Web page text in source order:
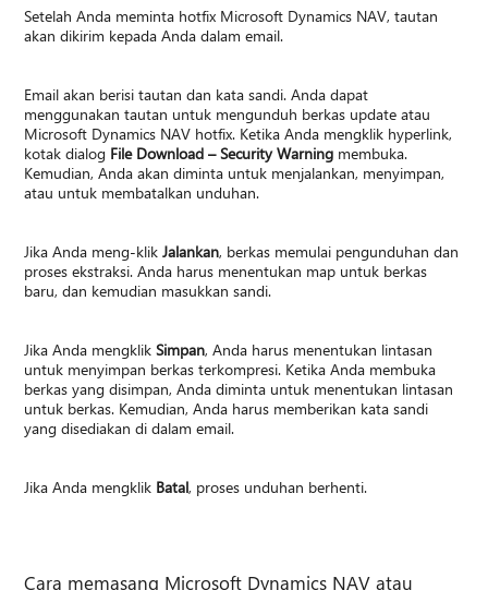
Setelah Anda meminta hotfix Microsoft Dynamics NAV, tautan
akan dikirim kepada Anda dalam email.
Email akan berisi tautan dan kata sandi. Anda dapat
menggunakan tautan untuk mengunduh berkas update atau
Microsoft Dynamics NAV hotfix. Ketika Anda mengklik hyperlink,
kotak dialog File Download – Security Warning membuka.
Kemudian, Anda akan diminta untuk menjalankan, menyimpan,
atau untuk membatalkan unduhan.
Jika Anda meng-klikJalankan, berkas memulai pengunduhan dan
proses ekstraksi. Anda harus menentukan map untuk berkas
baru, dan kemudian masukkan sandi.
Jika Anda mengklikSimpan, Anda harus menentukan lintasan
untuk menyimpan berkas terkompresi. Ketika Anda membuka
berkas yang disimpan, Anda diminta untuk menentukan lintasan
untuk berkas. Kemudian, Anda harus memberikan kata sandi
yang disediakan di dalam email.
Jika Anda mengklik Batal, proses unduhan berhenti.
Cara memasang Microsoft Dynamics NAV atau